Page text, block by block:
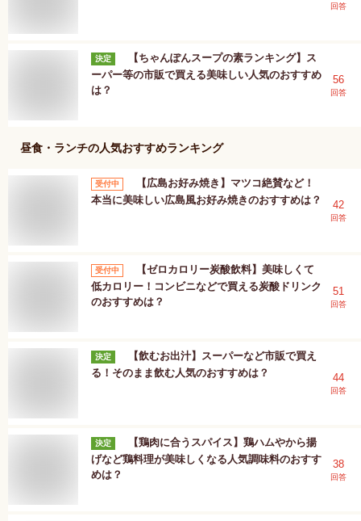
回答
決定
【ちゃんぽんスープの素ランキング】ス
ーパー等の市販で買える美味しい人気のおすすめ
は？
56
回答
昼食・ランチの人気おすすめランキング
受付中
【広島お好み焼き】マツコ絶賛など！
本当に美味しい広島風お好み焼きのおすすめは？
42
回答
受付中
【ゼロカロリー炭酸飲料】美味しくて
低カロリー！コンビニなどで買える炭酸ドリンク
のおすすめは？
51
回答
決定
【飲むお出汁】スーパーなど市販で買え
る！そのまま飲む人気のおすすめは？
44
回答
決定
【鶏肉に合うスパイス】鶏ハムやから揚
げなど鶏料理が美味しくなる人気調味料のおすす
めは？
38
回答